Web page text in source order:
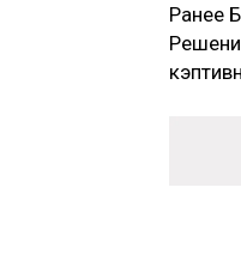
Ранее